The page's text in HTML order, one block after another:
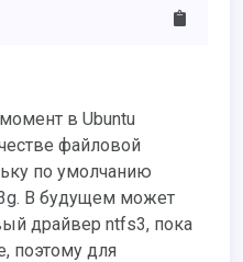
файловой
по умолчанию
В будущем может
драйвер ntfs3, пока
поэтому для